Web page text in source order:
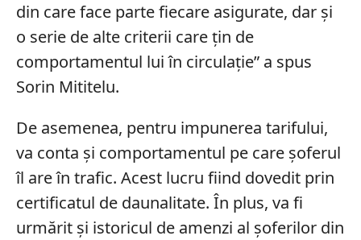
din care face parte fiecare asigurate, dar și
o serie de alte criterii care țin de
comportamentul lui în circulație” a spus
Sorin Mititelu.
De asemenea, pentru impunerea tarifului,
va conta și comportamentul pe care șoferul
îl are în trafic. Acest lucru fiind dovedit prin
certificatul de daunalitate. În plus, va fi
urmărit și istoricul de amenzi al șoferilor din